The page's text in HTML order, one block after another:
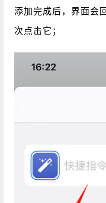
添加完成后，界面会
次点击它；